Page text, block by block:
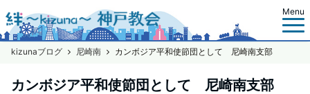
Menu
kizunaブログ 尼崎南 カンボジア平和使節団として 尼崎南支部
カンボジア平和使節団として 尼崎南支部